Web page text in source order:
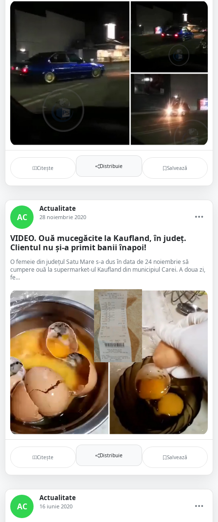
Citește Distribuie Salvează
AC
Actualitate
28 noiembrie 2020
VIDEO. Ouă mucegăcite la Kaufland, în județ.
Clientul nu și-a primit banii înapoi!
O femeie din județul Satu Mare s-a dus în data de 24 noiembrie să
cumpere ouă la supermarket-ul Kaufland din municipiul Carei. A doua zi,
fe...
Citește Distribuie Salvează
AC
Actualitate
16 iunie 2020